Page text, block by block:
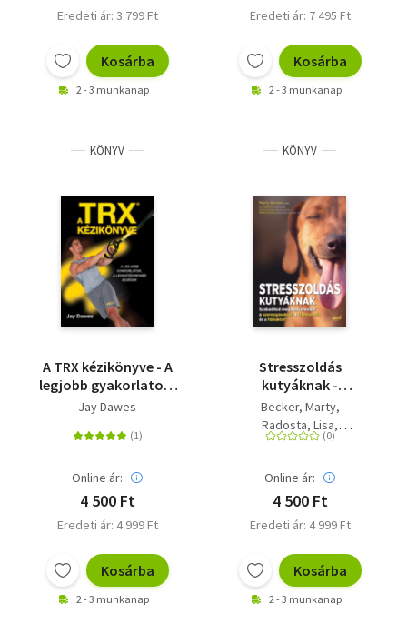
Eredeti ár: 3 799 Ft
Kosárba
2 - 3 munkanap
Eredeti ár: 7 495 Ft
Kosárba
2 - 3 munkanap
KÖNYV
A TRX kézikönyve - A
legjobb gyakorlatok,
a leghatékonyabb
Jay Dawes
Online ár:
4 500 Ft
Eredeti ár: 4 999 Ft
Kosárba
2 - 3 munkanap
KÖNYV
Stresszoldás
kutyáknak -
Szabadítsd meg a
kedvencedet a
szorongásoktól, a
fóbiáktól!
Becker, Marty
Radosta, Lisa
Sung, Wailani
Online ár:
4 500 Ft
Eredeti ár: 4 999 Ft
Kosárba
2 - 3 munkanap